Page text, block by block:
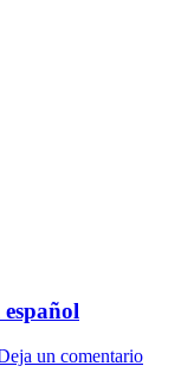
un comentario